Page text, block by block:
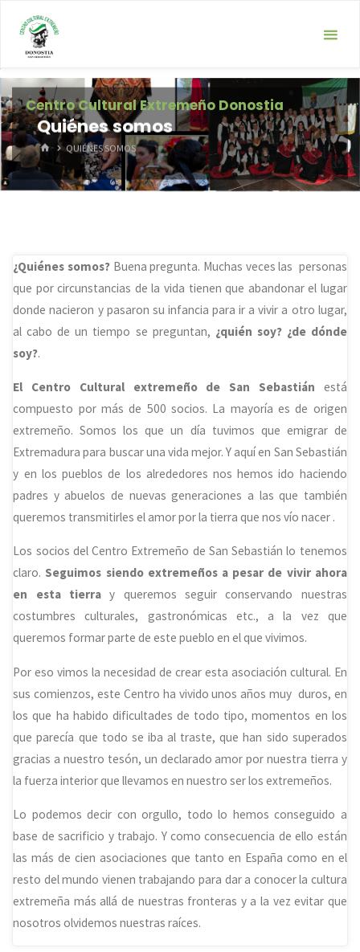
contenido
Centro Cultural Extremeño Donostia
Quiénes somos
INICIOQUIÉNES SOMOS
¿Quiénes somos?Buena pregunta. Muchas veces las personas
que por circunstancias de la vida tienen que abandonar el lugar
donde nacieron y pasaron su infancia para ir a vivir a otro lugar,
al cabo de un tiempo se preguntan, ¿quién soy? ¿de dónde
soy?.
El Centro Cultural extremeño de San Sebastián está
compuesto por más de 500 socios. La mayoría es de origen
extremeño. Somos los que un día tuvimos que emigrar de
Extremadura para buscar una vida mejor. Y aquí en San Sebastián
y en los pueblos de los alrededores nos hemos ido haciendo
padres y abuelos de nuevas generaciones a las que también
queremos transmitirles el amor por la tierra que nos vío nacer .
Los socios del Centro Extremeño de San Sebastián lo tenemos
claro. Seguimos siendo extremeños a pesar de vivir ahora
en esta tierray queremos seguir conservando nuestras
costumbres culturales, gastronómicas etc., a la vez que
queremos formar parte de este pueblo en el que vivimos.
Por eso vimos la necesidad de crear esta asociación cultural. En
sus comienzos, este Centro ha vivido unos años muy duros, en
los que ha habido dificultades de todo tipo, momentos en los
que parecía que todo se iba al traste, que han sido superados
gracias a nuestro tesón, un declarado amor por nuestra tierra y
la fuerza interior que llevamos en nuestro ser los extremeños.
Lo podemos decir con orgullo, todo lo hemos conseguido a
base de sacrificio y trabajo. Y como consecuencia de ello están
las más de cien asociaciones que tanto en España como en el
resto del mundo vienen trabajando para dar a conocer la cultura
extremeña más allá de nuestras fronteras y a la vez evitar que
nosotros olvidemos nuestras raíces.